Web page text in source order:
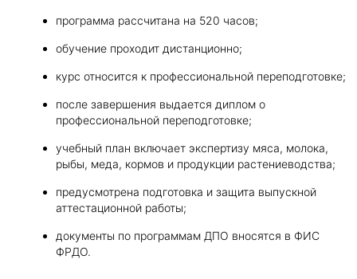
программа рассчитана на 520 часов;
обучение проходит дистанционно;
курс относится к профессиональной переподготовке;
после завершения выдается диплом о
профессиональной переподготовке;
учебный план включает экспертизу мяса, молока,
рыбы, меда, кормов и продукции растениеводства;
предусмотрена подготовка и защита выпускной
аттестационной работы;
документы по программам ДПО вносятся в ФИС
ФРДО.